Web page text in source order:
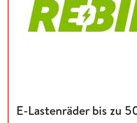
E-Lastenräder bis zu